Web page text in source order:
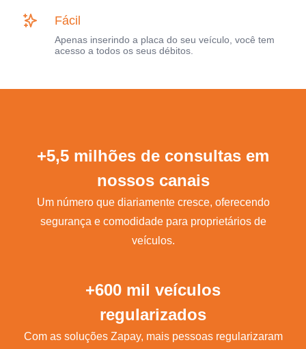
Fácil
Apenas inserindo a placa do seu veículo, você tem
acesso a todos os seus débitos.
+5,5 milhões de consultas em
nossos canais
Um número que diariamente cresce, oferecendo
segurança e comodidade para proprietários de
veículos.
+600 mil veículos
regularizados
Com as soluções Zapay, mais pessoas regularizaram